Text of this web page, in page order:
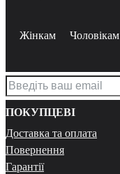
Жінкам Чоловікам
ПОКУПЦЕВІ
Доставка та оплата
Повернення
Гарантії